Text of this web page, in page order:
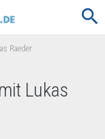
search
Raeder
Lukas